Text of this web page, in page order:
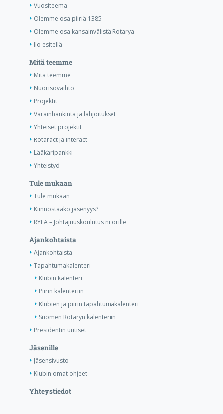
Vuositeema
Olemme osa piiriä 1385
Olemme osa kansainvälistä Rotarya
Ilo esitellä
Mitä teemme
Mitä teemme
Nuorisovaihto
Projektit
Varainhankinta ja lahjoitukset
Yhteiset projektit
Rotaract ja Interact
Lääkäripankki
Yhteistyö
Tule mukaan
Tule mukaan
Kiinnostaako jäsenyys?
RYLA – Johtajuuskoulutus nuorille
Ajankohtaista
Ajankohtaista
Tapahtumakalenteri
Klubin kalenteri
Piirin kalenteriin
Klubien ja piirin tapahtumakalenteri
Suomen Rotaryn kalenteriin
Presidentin uutiset
Jäsenille
Jäsensivusto
Klubin omat ohjeet
Yhteystiedot